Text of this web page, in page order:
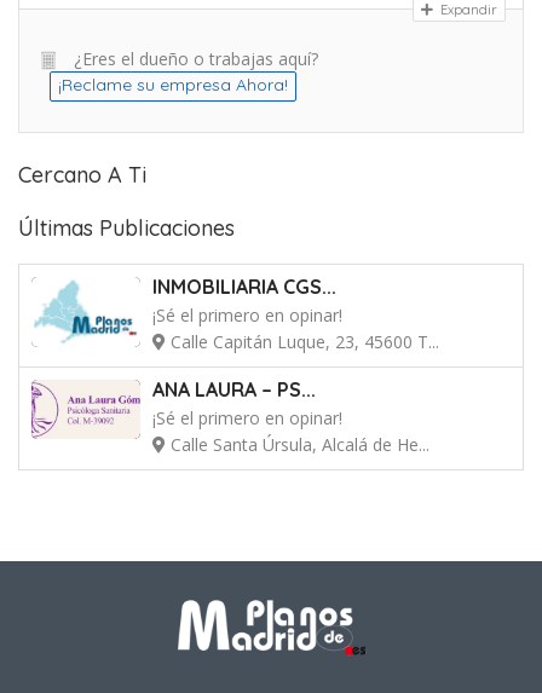
Expandir
¿Eres el dueño o trabajas aquí?
¡Reclame su empresa Ahora!
Cercano A Ti
Últimas Publicaciones
INMOBILIARIA CGS...
¡Sé el primero en opinar!
Calle Capitán Luque, 23, 45600 T...
ANA LAURA – PS...
¡Sé el primero en opinar!
Calle Santa Úrsula, Alcalá de He...